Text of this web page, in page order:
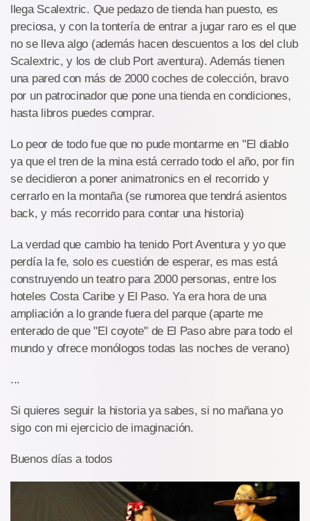
llega Scalextric. Que pedazo de tienda han puesto, es
preciosa, y con la tontería de entrar a jugar raro es el que
no se lleva algo (además hacen descuentos a los del club
Scalextric, y los de club Port aventura). Además tienen
una pared con más de 2000 coches de colección, bravo
por un patrocinador que pone una tienda en condiciones,
hasta libros puedes comprar.
Lo peor de todo fue que no pude montarme en "El diablo
ya que el tren de la mina está cerrado todo el año, por fin
se decidieron a poner animatronics en el recorrido y
cerrarlo en la montaña (se rumorea que tendrá asientos
back, y más recorrido para contar una historia)
La verdad que cambio ha tenido Port Aventura y yo que
perdía la fe, solo es cuestión de esperar, es mas está
construyendo un teatro para 2000 personas, entre los
hoteles Costa Caribe y El Paso. Ya era hora de una
ampliación a lo grande fuera del parque (aparte me
enterado de que "El coyote" de El Paso abre para todo el
mundo y ofrece monólogos todas las noches de verano)
...
Si quieres seguir la historia ya sabes, si no mañana yo
sigo con mi ejercicio de imaginación.
Buenos días a todos